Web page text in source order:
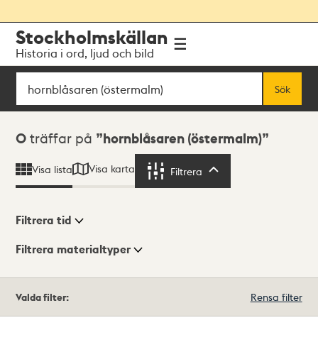
navigationen
huvudinnehållet
Stockholmskällan
Historia i ord, ljud och bild
Sök
Sök
Sökresultat
0 träffar på hornblåsaren (östermalm)
Visa lista Visa karta Filtrera
Visningsläge
Filtrera tid
Filtrera materialtyper
träffar
Valda filter: Rensa filter